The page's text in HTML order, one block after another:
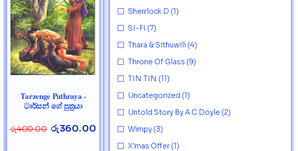
Tarzenge Puthraya -
ටාර්සන් ගේ පුත්‍රයා
රු400.00 රු360.00
Sherrlock D (1)
SI-FI (7)
Thara & Sithuwili (4)
Throne Of Glass (9)
TIN TIN (11)
Uncategorized (1)
Untold Story By A C Doyle (2)
Wimpy (3)
X'mas Offer (1)